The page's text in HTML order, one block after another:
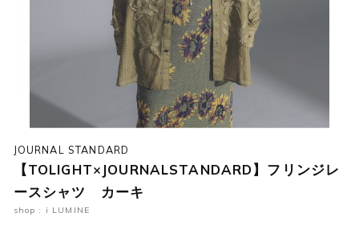
JOURNAL STANDARD
【TOLIGHT×JOURNALSTANDARD】フリンジレ
ースシャツ カーキ
shop : i LUMINE